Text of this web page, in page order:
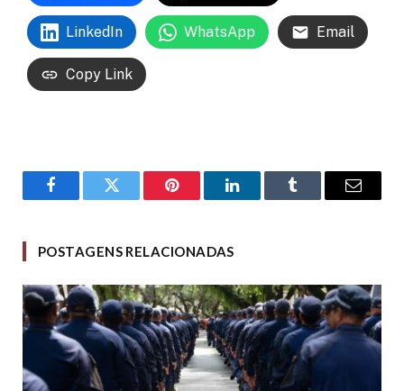
LinkedIn WhatsApp Email
Copy Link
FacebookTwitter Pinterest LinkedInTumblr Email
POSTAGENS RELACIONADAS